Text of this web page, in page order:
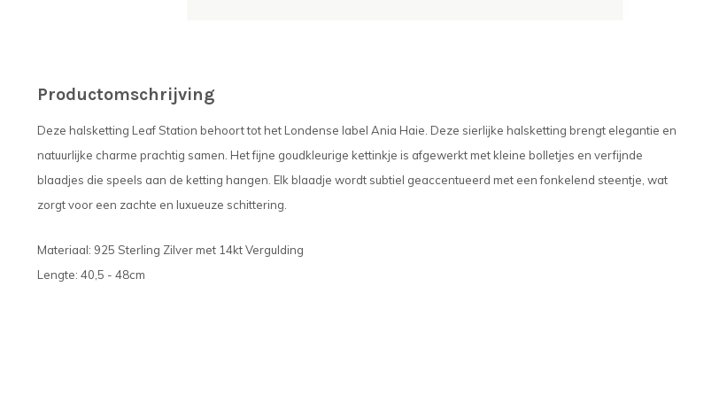
Productomschrijving
Deze halsketting Leaf Station behoort tot het Londense label Ania Haie. Deze sierlijke halsketting brengt elegantie en
natuurlijke charme prachtig samen. Het fijne goudkleurige kettinkje is afgewerkt met kleine bolletjes en verfijnde
blaadjes die speels aan de ketting hangen. Elk blaadje wordt subtiel geaccentueerd met een fonkelend steentje, wat
zorgt voor een zachte en luxueuze schittering.
Materiaal: 925 Sterling Zilver met 14kt Vergulding
Lengte: 40,5 - 48cm